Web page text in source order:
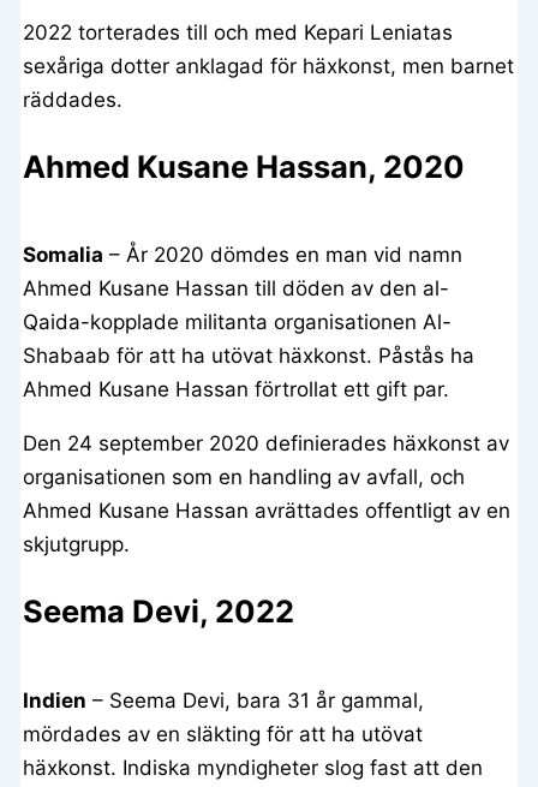
2022 torterades till och med Kepari Leniatas
sexåriga dotter anklagad för häxkonst, men barnet
räddades.
Ahmed Kusane Hassan, 2020
Somalia – År 2020 dömdes en man vid namn
Ahmed Kusane Hassan till döden av den al-
Qaida-kopplade militanta organisationen Al-
Shabaab för att ha utövat häxkonst. Påstås ha
Ahmed Kusane Hassan förtrollat ett gift par.
Den 24 september 2020 definierades häxkonst av
organisationen som en handling av avfall, och
Ahmed Kusane Hassan avrättades offentligt av en
skjutgrupp.
Seema Devi, 2022
Indien – Seema Devi, bara 31 år gammal,
mördades av en släkting för att ha utövat
häxkonst. Indiska myndigheter slog fast att den